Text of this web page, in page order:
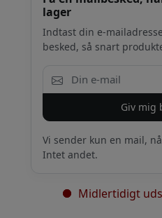
lager
Indtast din e-
besked, så snart
Giv mig
Vi sender kun en mail,
Intet andet.
Midlertidigt